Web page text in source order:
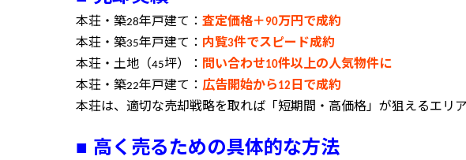
本荘・築28年戸建て： 査定価格＋90万円で成約
本荘・築35年戸建て： 内覧3件でスピード成約
本荘・土地（45坪）： 問い合わせ10件以上の人気物件に
本荘・築22年戸建て： 広告開始から 12 日で成約
本荘は、適切な売却戦略を取れば「短期間・高価格」が狙えるエリア
■ 高く売るための具体的な方法